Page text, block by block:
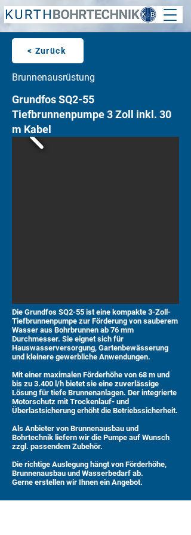
< Zurück
Brunnenausrüstung
Grundfos SQ2-55
Tiefbrunnenpumpe 3 Zoll inkl. 30
m Kabel
Die Grundfos SQ2-55 ist eine kompakte 3-Zoll-
Tiefbrunnenpumpe zur Förderung von sauberem
Wasser aus Bohrbrunnen ab 76 mm
Durchmesser. Sie eignet sich für
Hauswasserversorgung, Gartenbewässerung
und kleinere gewerbliche Anwendungen.
Mit einer maximalen Förderhöhe von 68 m und
bis zu 3.400 l/h bietet sie eine zuverlässige
Lösung für tiefe Brunnenanlagen. Der integrierte
Motorschutz mit Trockenlauf- und
Überlastsicherung erhöht die Betriebssicherheit.
Als Anbieter von Brunnenausbau und
Bohrtechnik liefern wir die Pumpe auf Wunsch
zzgl. passendem Zubehör.
Die richtige Auslegung hängt von Förderhöhe,
Brunnenausbau und Wasserbedarf ab.
Gerne erstellen wir Ihnen ein Angebot.
689,00 €